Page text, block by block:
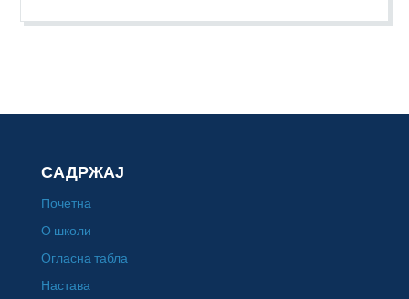
САДРЖАЈ
Почетна
О школи
Огласна табла
Настава